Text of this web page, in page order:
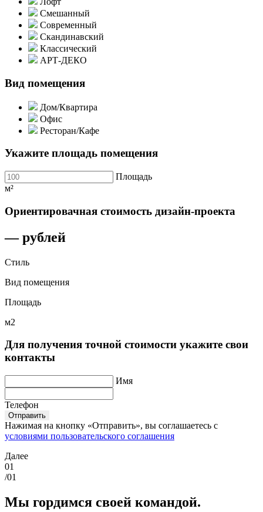
Смешанный
Современный
Скандинавский
Классический
АРТ-ДЕКО
Вид помещения
Дом/Квартира
Офис
Ресторан/Кафе
Укажите площадь помещения
Площадь
м²
Ориентировачная стоимость дизайн-проекта
—рублей
Стиль
Вид помещения
Площадь
м2
Для получения точной стоимости укажите свои
контакты
Имя
Телефон
Отправить
Нажимая на кнопку «Отправить», вы соглашаетесь с
условиями пользовательского соглашения
Далее
01
/01
Мы гордимся своей командой.